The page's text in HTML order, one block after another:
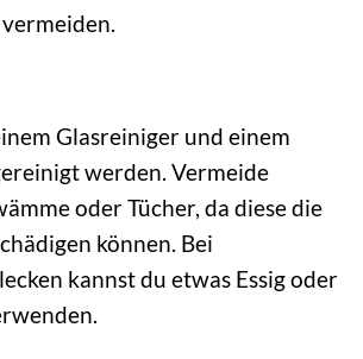
Glasreiniger und einem
werden. Vermeide
oder Tücher, da diese die
können. Bei
kannst du etwas Essig oder